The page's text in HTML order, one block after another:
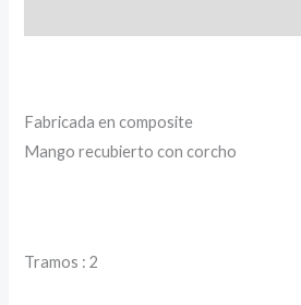
Fabricada en composite
Mango recubierto con corcho
Tramos : 2